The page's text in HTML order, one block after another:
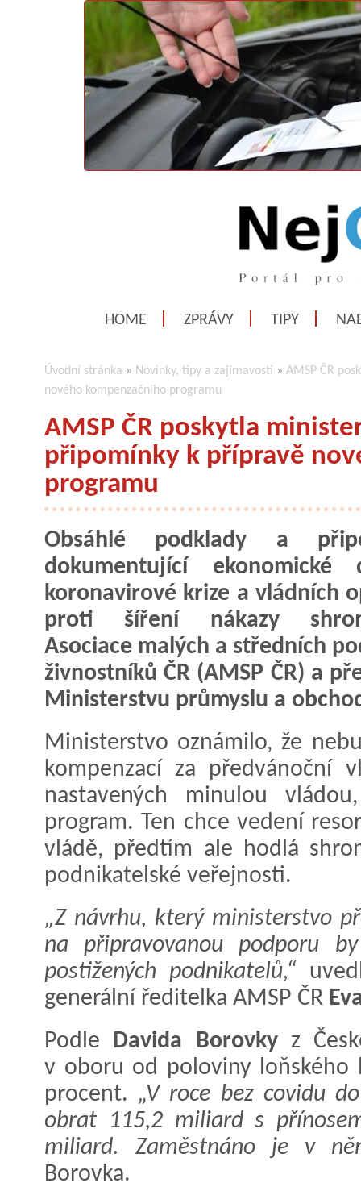
HOME ZPRÁVY TIPY
Úvodní stránka » Novinky, tipy a zajímavosti » AMSP ČR
nového kompenzačního programu
AMSP ČR poskytla
připomínky k přípravě
programu
Obsáhlé podklady a
dokumentující ekonomické
koronavirové krize a vládních
proti šíření nákazy
Asociace malých a středních
živnostníků ČR (AMSP ČR) a
Ministerstvu průmyslu a
Ministerstvo oznámilo, že
kompenzací za předvánoční
nastavených minulou
program. Ten chce vedení
vládě, předtím ale hodlá
podnikatelské veřejnosti.
„Z návrhu, který ministerstvo
na připravovanou podporu
postižených podnikatelů,“
generální ředitelka AMSP ČR
Podle
Davida Borovkyz
v oboru od poloviny loňského
procent. „V roce bez covidu
obrat 115,2 miliard s
miliard. Zaměstnáno je v
Borovka.